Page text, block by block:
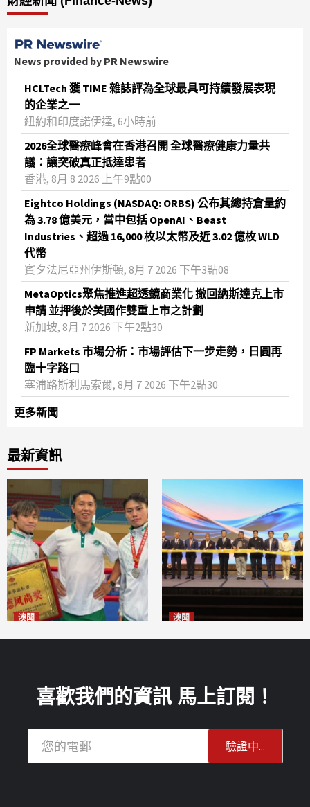
News provided by PR Newswire
HCLTech 獲 TIME 雜誌評為全球最具可持續發展表現
的企業之一
紐約和印度諾伊達, 6小時前
2026全球醫療峰會在香港召開 全球醫療健康力量共
議：讓突破真正抵達患者
香港, 8月 8 2026 上午9點00
Eightco Holdings (NASDAQ: ORBS) 公布其總持倉量約
為 3.78 億美元，當中包括 OpenAI、Beast
Industries、超過 16,000 枚以太幣及近 3.02 億枚 WLD
代幣
賓夕法尼亞州伊斯頓, 8月 7 2026 下午3點08
MetaOptics聚焦推進超透鏡商業化 撤回納斯達克上市
申請 並押後於美國作雙重上市之計劃
新加坡, 8月 7 2026 下午2點30
FP Markets 市場分析：市場評估下一步走勢，日圓再
臨十字路口
塞浦路斯利馬索爾, 8月 7 2026 下午2點30
更多新聞
最新資訊
澳聞 澳聞
喜歡我們的資訊 馬上訂閱！